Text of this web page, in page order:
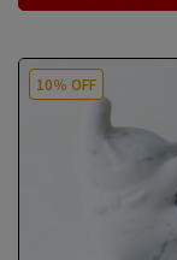
10％ OFF